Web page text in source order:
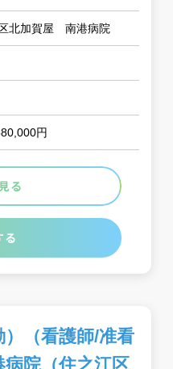
北加賀屋 南港病院
円
る
る
（看護師/准看
院（住之江区